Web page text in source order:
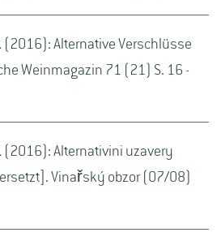
(2016): Alternative Verschlüsse
Weinmagazin 71 (21) S. 16 -
(2016): Alternativini uzavery
Vinařský obzor (07/08)